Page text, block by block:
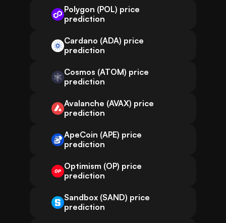
Polygon (POL) price
prediction
Cardano (ADA) price
prediction
Cosmos (ATOM) price
prediction
Avalanche (AVAX) price
prediction
ApeCoin (APE) price
prediction
Optimism (OP) price
prediction
Sandbox (SAND) price
prediction